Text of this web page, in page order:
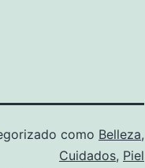
como Belleza,
Cuidados, Piel